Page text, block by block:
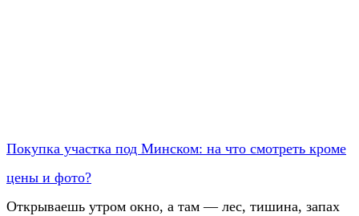
Покупка участка под Минском: на что смотреть кроме
цены и фото?
Открываешь утром окно, а там — лес, тишина, запах